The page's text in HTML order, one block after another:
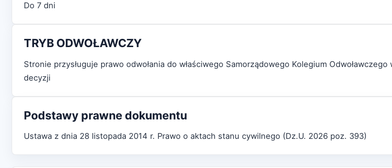
Do 7 dni
TRYB ODWOŁAWCZY
Stronie przysługuje prawo odwołania do właściwego Samorządowego Kolegium
decyzji
Podstawy prawne dokumentu
Ustawa z dnia 28 listopada 2014 r. Prawo o aktach stanu cywilnego (Dz.U. 2026 poz. 393)